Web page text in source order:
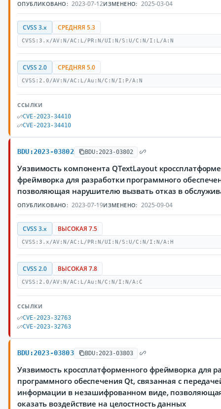
ОПУБЛИКОВАНО: 2023-07-12ИЗМЕНЕНО: 2025-03-04
CVSS 3.x СРЕДНЯЯ 5.3
CVSS:3.x/AV:N/AC:L/PR:N/UI:N/S:U/C:N/I:L/A:N
CVSS 2.0 СРЕДНЯЯ 5.0
CVSS:2.0/AV:N/AC:L/Au:N/C:N/I:P/A:N
ССЫЛКИ
CVE-2023-34410
CVE-2023-34410
BDU:2023-03802 BDU:2023-03802
Уязвимость компонента QTextLayout
фреймворка для разработки программного
позволяющая нарушителю вызвать отказ в
ОПУБЛИКОВАНО: 2023-07-19ИЗМЕНЕНО: 2025-09-04
CVSS 3.x ВЫСОКАЯ 7.5
CVSS:3.x/AV:N/AC:L/PR:N/UI:N/S:U/C:N/I:N/A:H
CVSS 2.0 ВЫСОКАЯ 7.8
CVSS:2.0/AV:N/AC:L/Au:N/C:N/I:N/A:C
ССЫЛКИ
CVE-2023-32763
CVE-2023-32763
BDU:2023-03803 BDU:2023-03803
Уязвимость кроссплатформенного фреймворка для
программного обеспечения Qt, связанная с
информации в незашифрованном виде,
оказать воздействие на целостность данных